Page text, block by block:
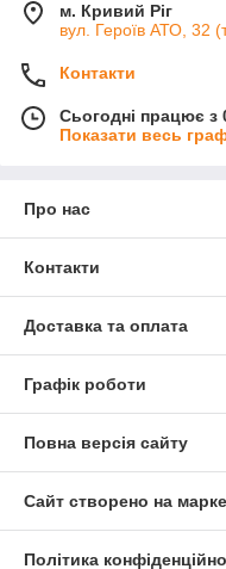
м. Кривий Ріг
вул. Героїв АТО, 32
Контакти
Сьогодні працює з
Показати весь
Про нас
Контакти
Доставка та оплата
Графік роботи
Повна версія сайту
Сайт створено на
Політика